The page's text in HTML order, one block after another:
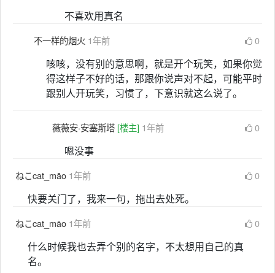
不喜欢用真名
不一样的烟火 1年前 0
咳咳，没有别的意思啊，就是开个玩笑，如果你觉
得这样子不好的话，那跟你说声对不起，可能平时
跟别人开玩笑，习惯了，下意识就这么说了。
薇薇安·安塞斯塔 [楼主] 1年前 0
嗯没事
ねこcat_māo 1年前 0
快要关门了，我来一句，拖出去处死。
ねこcat_māo 1年前 0
什么时候我也去弄个别的名字，不太想用自己的真
名。